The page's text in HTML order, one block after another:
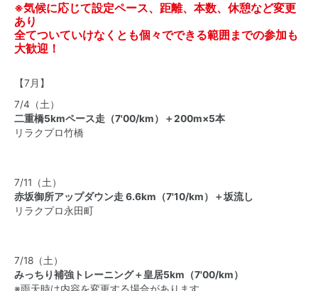
※気候に応じて設定ペース、距離、本数、休憩など変更
あり
全てついていけなくとも個々でできる範囲までの参加も
大歓迎！
【7月】
7/4（土）
二重橋5kmペース走（7'00/km）＋200m×5本
リラクプロ竹橋
7/11（土）
赤坂御所アップダウン走 6.6km（7'10/km）＋坂流し
リラクプロ永田町
7/18（土）
みっちり補強トレーニング＋皇居5km（7'00/km）